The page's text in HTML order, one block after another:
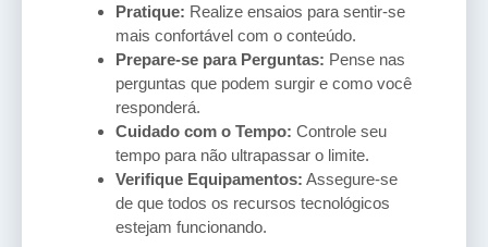
Pratique: Realize ensaios para sentir-se
mais confortável com o conteúdo.
Prepare-se para Perguntas: Pense nas
perguntas que podem surgir e como você
responderá.
Cuidado com o Tempo: Controle seu
tempo para não ultrapassar o limite.
Verifique Equipamentos: Assegure-se
de que todos os recursos tecnológicos
estejam funcionando.